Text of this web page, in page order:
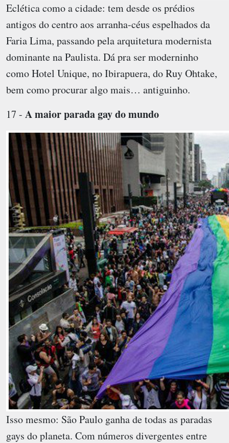
Eclética como a cidade: tem desde os prédios
antigos do centro aos arranha-céus espelhados da
Faria Lima, passando pela arquitetura modernista
dominante na Paulista. Dá pra ser moderninho
como Hotel Unique, no Ibirapuera, do Ruy Ohtake,
bem como procurar algo mais… antiguinho.
17 - A maior parada gay do mundo
Isso mesmo: São Paulo ganha de todas as paradas
gays do planeta. Com números divergentes entre